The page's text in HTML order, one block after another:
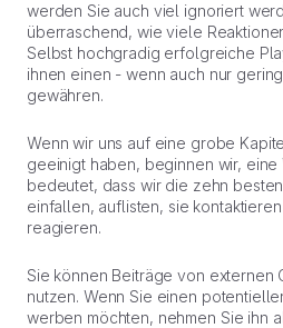
werden Sie auch viel ignoriert
überraschend, wie viele
Selbst hochgradig erfolgreiche
ihnen einen - wenn auch nur
gewähren.
Wenn wir uns auf eine grobe
geeinigt haben, beginnen wir, eine
bedeutet, dass wir die zehn
einfallen, auflisten, sie
reagieren.
Sie können Beiträge von externen
nutzen. Wenn Sie einen
werben möchten, nehmen Sie ihn